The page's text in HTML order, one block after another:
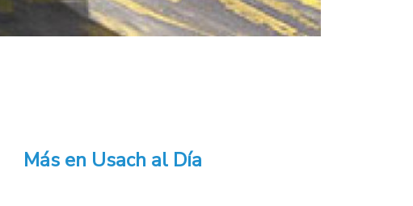
Más en Usach al Día